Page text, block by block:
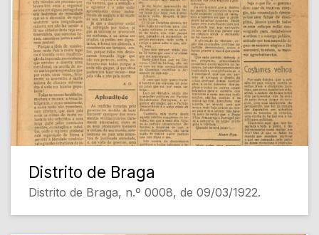
Distrito de Braga
Distrito de Braga, n.º 0008, de 09/03/1922.